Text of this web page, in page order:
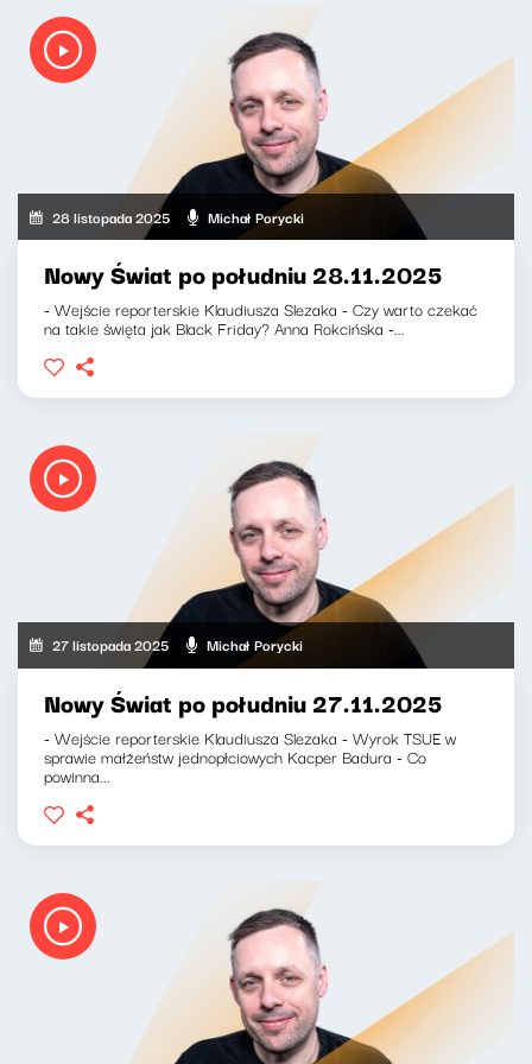
28 listopada 2025 Michał Porycki
Nowy Świat po południu 28.11.2025
- Wejście reporterskie Klaudiusza Slezaka - Czy warto czekać
na takie święta jak Black Friday? Anna Rokcińska -...
27 listopada 2025 Michał Porycki
Nowy Świat po południu 27.11.2025
- Wejście reporterskie Klaudiusza Slezaka - Wyrok TSUE w
sprawie małżeństw jednopłciowych Kacper Badura - Co
powinna...